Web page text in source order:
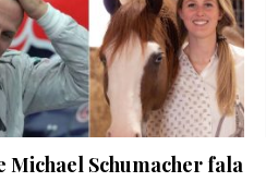
Michael Schumacher fala